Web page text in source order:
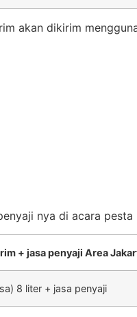
akan dikirim
nya di acara pesta
+ jasa penyaji Area
8 liter + jasa penyaji